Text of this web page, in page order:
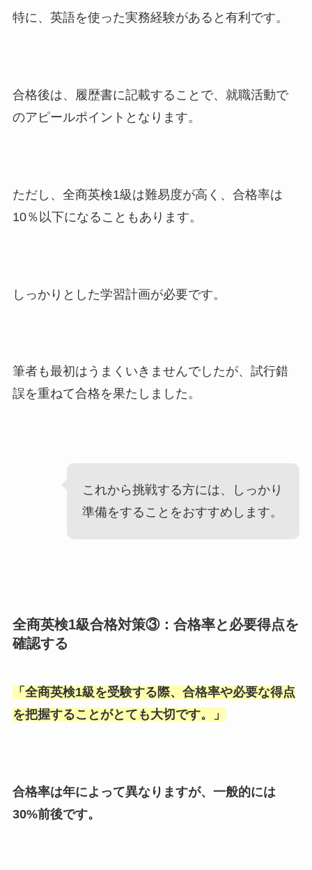
特に、英語を使った実務経験があると有利です。
合格後は、履歴書に記載することで、就職活動で
のアピールポイントとなります。
ただし、全商英検1級は難易度が高く、合格率は
10％以下になることもあります。
しっかりとした学習計画が必要です。
筆者も最初はうまくいきませんでしたが、試行錯
誤を重ねて合格を果たしました。
これから挑戦する方には、しっかり
準備をすることをおすすめします。
全商英検1級合格対策③：合格率と必要得点を
確認する
「 全商英検1級を受験する際、合格率や必要な得点
を把握することがとても大切です。
」
合格率は年によって異なりますが、一般的には
30%前後です。